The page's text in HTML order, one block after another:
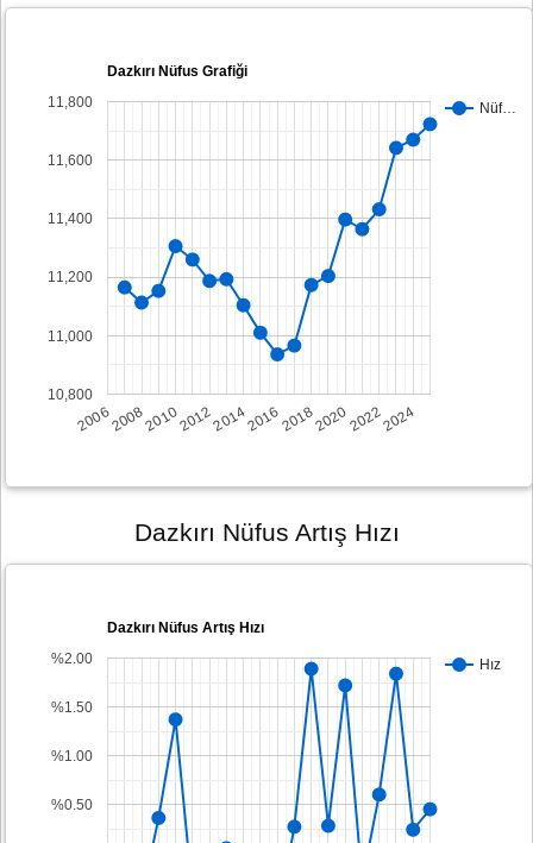
Dazkırı Nüfus Grafiği
Nüf…
2006200820102012201420162018202020222024
10,800
11,000
11,200
11,400
11,600
11,800
Dazkırı Nüfus Artış Hızı
Dazkırı Nüfus Artış Hızı
Hız
%0.50
%1.00
%1.50
%2.00